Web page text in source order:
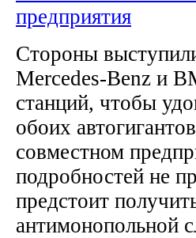
предприятия
Стороны
Mercedes-Benz и
станций, чтобы
обоих
совместном
подробностей не
предстоит
антимонопольной